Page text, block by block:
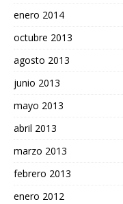
enero 2014
octubre 2013
agosto 2013
junio 2013
mayo 2013
abril 2013
marzo 2013
febrero 2013
enero 2012